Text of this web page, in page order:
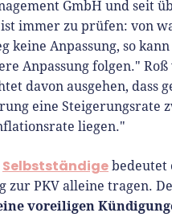
GmbH und seit
immer zu prüfen: von
keine Anpassung, so
Anpassung folgen."
davon ausgehen, dass
eine Steigerungsrate
liegen."
Selbstständigebedeutet
zur PKV alleine tragen.
voreiligen